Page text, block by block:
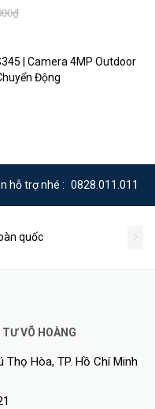
| Camera 4MP Outdoor
Động
hỗ trợ nhé : 0828.011.011
quốc
VÕ HOÀNG
Thọ Hòa, TP. Hồ Chí Minh